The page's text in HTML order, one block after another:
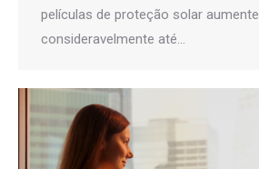
películas de proteção solar aumente
consideravelmente até…